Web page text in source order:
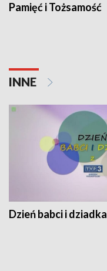
Pamięć i Tożsamość
INNE
Dzień babci i dziadka